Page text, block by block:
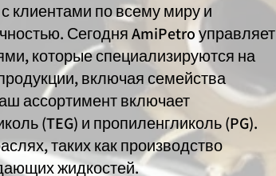
клиентами по всему миру и
Сегодня AmiPetro управляет
которые специализируются на
включая семейства
ассортимент включает
(TEG) и пропиленгликоль (PG).
таких как производство
жидкостей.